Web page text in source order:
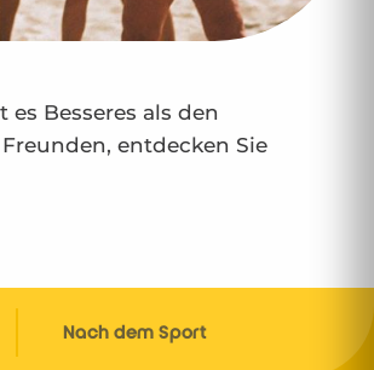
Besseres als den
entdecken Sie
Nach dem Sport